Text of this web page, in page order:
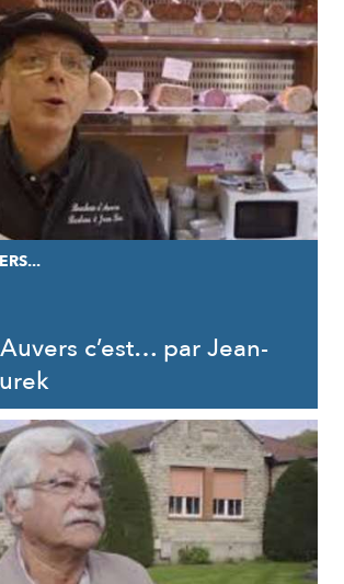
c’est… par Jean-